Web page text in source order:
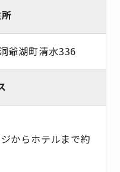
爺湖町清水336
からホテルまで約